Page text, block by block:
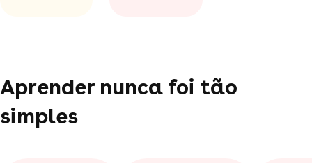
Aprender nunca foi tão
simples